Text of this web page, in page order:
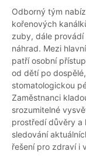
Odborný tým
kořenových
zuby, dále
náhrad. Mezi
patří osobní
od dětí po
stomatologickou
Zaměstnanci
srozumitelné
prostředí důvěry a
sledování
řešení pro zdraví i